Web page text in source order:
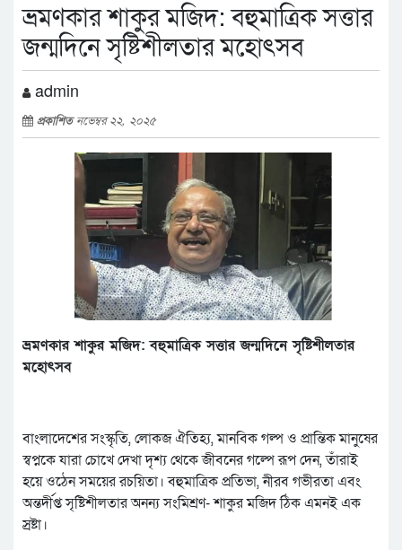
ভ্রমণকার শাকুর মজিদ: বহুমাত্রিক সত্তার
জন্মদিনে সৃষ্টিশীলতার মহোৎসব
admin
প্রকাশিতনভেম্বর ২২, ২০২৫
ভ্রমণকার শাকুর মজিদ: বহুমাত্রিক সত্তার জন্মদিনে সৃষ্টিশীলতার
মহোৎসব
বাংলাদেশের সংস্কৃতি, লোকজ ঐতিহ্য, মানবিক গল্প ও প্রান্তিক মানুষের
স্বপ্নকে যারা চোখে দেখা দৃশ্য থেকে জীবনের গল্পে রূপ দেন, তাঁরাই
হয়ে ওঠেন সময়ের রচয়িতা। বহুমাত্রিক প্রতিভা, নীরব গভীরতা এবং
অন্তর্দীপ্ত সৃষ্টিশীলতার অনন্য সংমিশ্রণ- শাকুর মজিদ ঠিক এমনই এক
স্রষ্টা।